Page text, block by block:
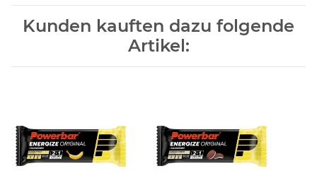
Kunden kauften dazu folgende
Artikel: